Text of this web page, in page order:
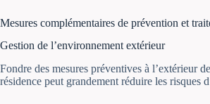
Mesures complémentaires de prévention et
Gestion de l’environnement extérieur
Fondre des mesures préventives à l’extérieur
résidence peut grandement réduire les risques